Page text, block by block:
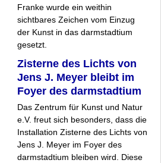
Franke wurde ein weithin
sichtbares Zeichen vom Einzug
der Kunst in das darmstadtium
gesetzt.
Zisterne des Lichts von
Jens J. Meyer bleibt im
Foyer des darmstadtium
Das Zentrum für Kunst und Natur
e.V. freut sich besonders, dass die
Installation Zisterne des Lichts von
Jens J. Meyer im Foyer des
darmstadtium bleiben wird. Diese